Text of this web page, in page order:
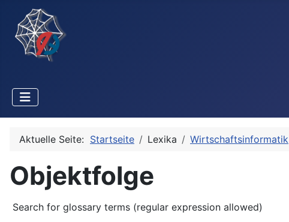
Aktuelle Seite: Startseite Lexika Wirtschaftsinformatik
Objektfolge
Search for glossary terms (regular expression allowed)